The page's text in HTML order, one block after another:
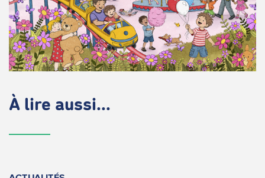
À lire aussi...